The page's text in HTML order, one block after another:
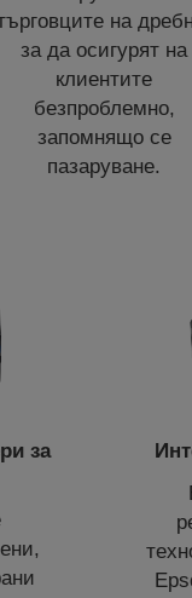
на
за да осигурят на
клиентите
безпроблемно,
запомнящо се
пазаруване.
за